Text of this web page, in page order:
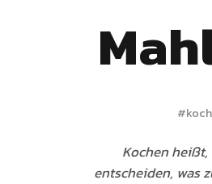
#
Kochen
entscheiden, was